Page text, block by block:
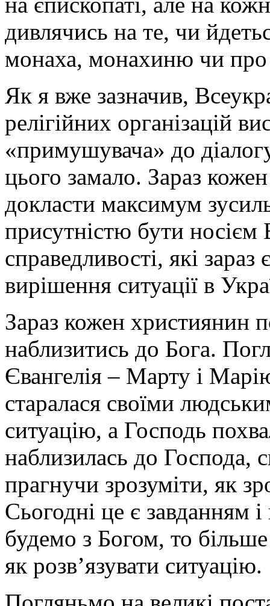
дивлячись на те, чи
монаха, монахиню чи
Як я вже зазначив,
релігійних організацій
«примушувача» до
цього замало. Зараз
докласти максимум
присутністю бути
справедливості, які
вирішення ситуації в
Зараз кожен християнин
наблизитись до Бога.
Євангелія – Марту і
старалася своїми
ситуацію, а Господь
наблизилась до Господа,
прагнучи зрозуміти, як
Сьогодні це є завданням
будемо з Богом, то
як розв’язувати ситуацію.